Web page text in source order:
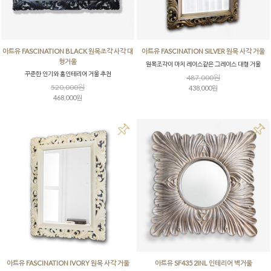
아트유 FASCINATION BLACK 원목조각 사각 대
형거울
꾸준한 인기와 홈인테리어 거울 추천
520,000원
468,000원
아트유 FASCINATION SILVER 원목 사각 거울
원목조각이 마치 레이스같은 그레이스 대형 거울
487,000원
438,000원
아트유 FASCINATION IVORY 원목 사각 거울 아트유 SF435 2INL 인테리어 벽거울